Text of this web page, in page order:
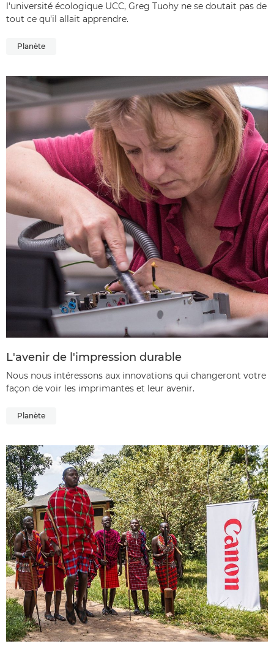
l'université écologique UCC, Greg Tuohy ne se doutait pas de
tout ce qu'il allait apprendre.
Planète
L'avenir de l'impression durable
Nous nous intéressons aux innovations qui changeront votre
façon de voir les imprimantes et leur avenir.
Planète